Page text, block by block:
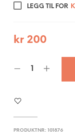
LEGG TIL FOR
kr 200
PRODUKTNR:101876